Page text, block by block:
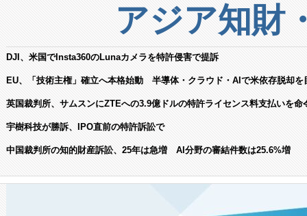
アジア知財
DJI、米国でInsta360のLunaカメラを特許侵害で提訴
EU、「技術主権」確立へ本格始動 半導体・クラウド・AIで米依存脱却を
英国裁判所、サムスンにZTEへの3.9億ドルの特許ライセンス料支払いを命
宇樹科技が勝訴、IPO直前の特許訴訟で
中国裁判所の知的財産訴訟、25年は急増 AI分野の審結件数は25.6%増